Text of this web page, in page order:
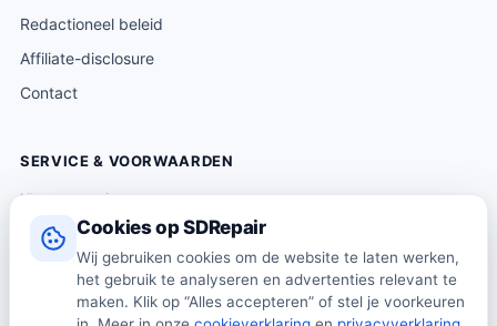
Cookies op SDRepair
Wij gebruiken cookies om de website te laten werken,
het gebruik te analyseren en advertenties relevant te
maken. Klik op “Alles accepteren” of stel je voorkeuren
Redactioneel beleid
Affiliate-disclosure
Contact
SERVICE & VOORWAARDEN
Klantenservice
Verzending & levering
Retourneren
Algemene voorwaarden